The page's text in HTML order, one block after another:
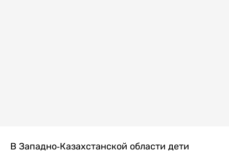
В Западно-Казахстанской области дети